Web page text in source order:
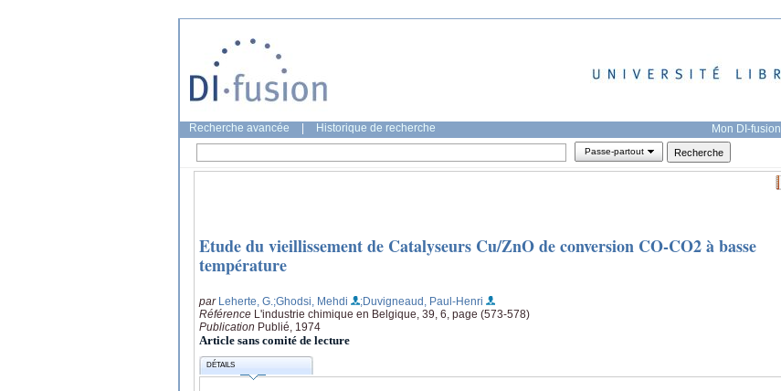
Recherche avancée Historique de recherche Mon DI-fusion
Passe-partout
Etude du vieillissement de Catalyseurs Cu/ZnO de conversion CO-CO2 à basse
température
par Leherte, G. ;Ghodsi, Mehdi
;Duvigneaud, Paul-Henri
Référence L'industrie chimique en Belgique, 39, 6, page (573-578)
Publication Publié, 1974
Article sans comité de lecture
DÉTAILS